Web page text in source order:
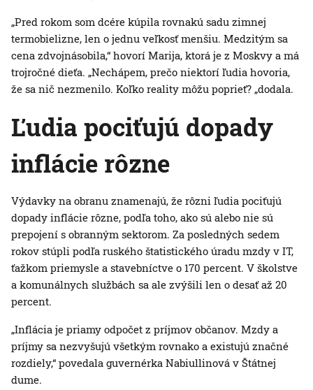
„Pred rokom som dcére kúpila rovnakú sadu zimnej
termobielizne, len o jednu veľkosť menšiu. Medzitým sa
cena zdvojnásobila,“ hovorí Marija, ktorá je z Moskvy a má
trojročné dieťa. „Nechápem, prečo niektorí ľudia hovoria,
že sa nič nezmenilo. Koľko reality môžu poprieť? „dodala.
Ľudia pociťujú dopady
inflácie rôzne
Výdavky na obranu znamenajú, že rôzni ľudia pociťujú
dopady inflácie rôzne, podľa toho, ako sú alebo nie sú
prepojení s obranným sektorom. Za posledných sedem
rokov stúpli podľa ruského štatistického úradu mzdy v IT,
ťažkom priemysle a stavebníctve o 170 percent. V školstve
a komunálnych službách sa ale zvýšili len o desať až 20
percent.
„Inflácia je priamy odpočet z príjmov občanov. Mzdy a
príjmy sa nezvyšujú všetkým rovnako a existujú značné
rozdiely,“ povedala guvernérka Nabiullinová v Štátnej
dume.